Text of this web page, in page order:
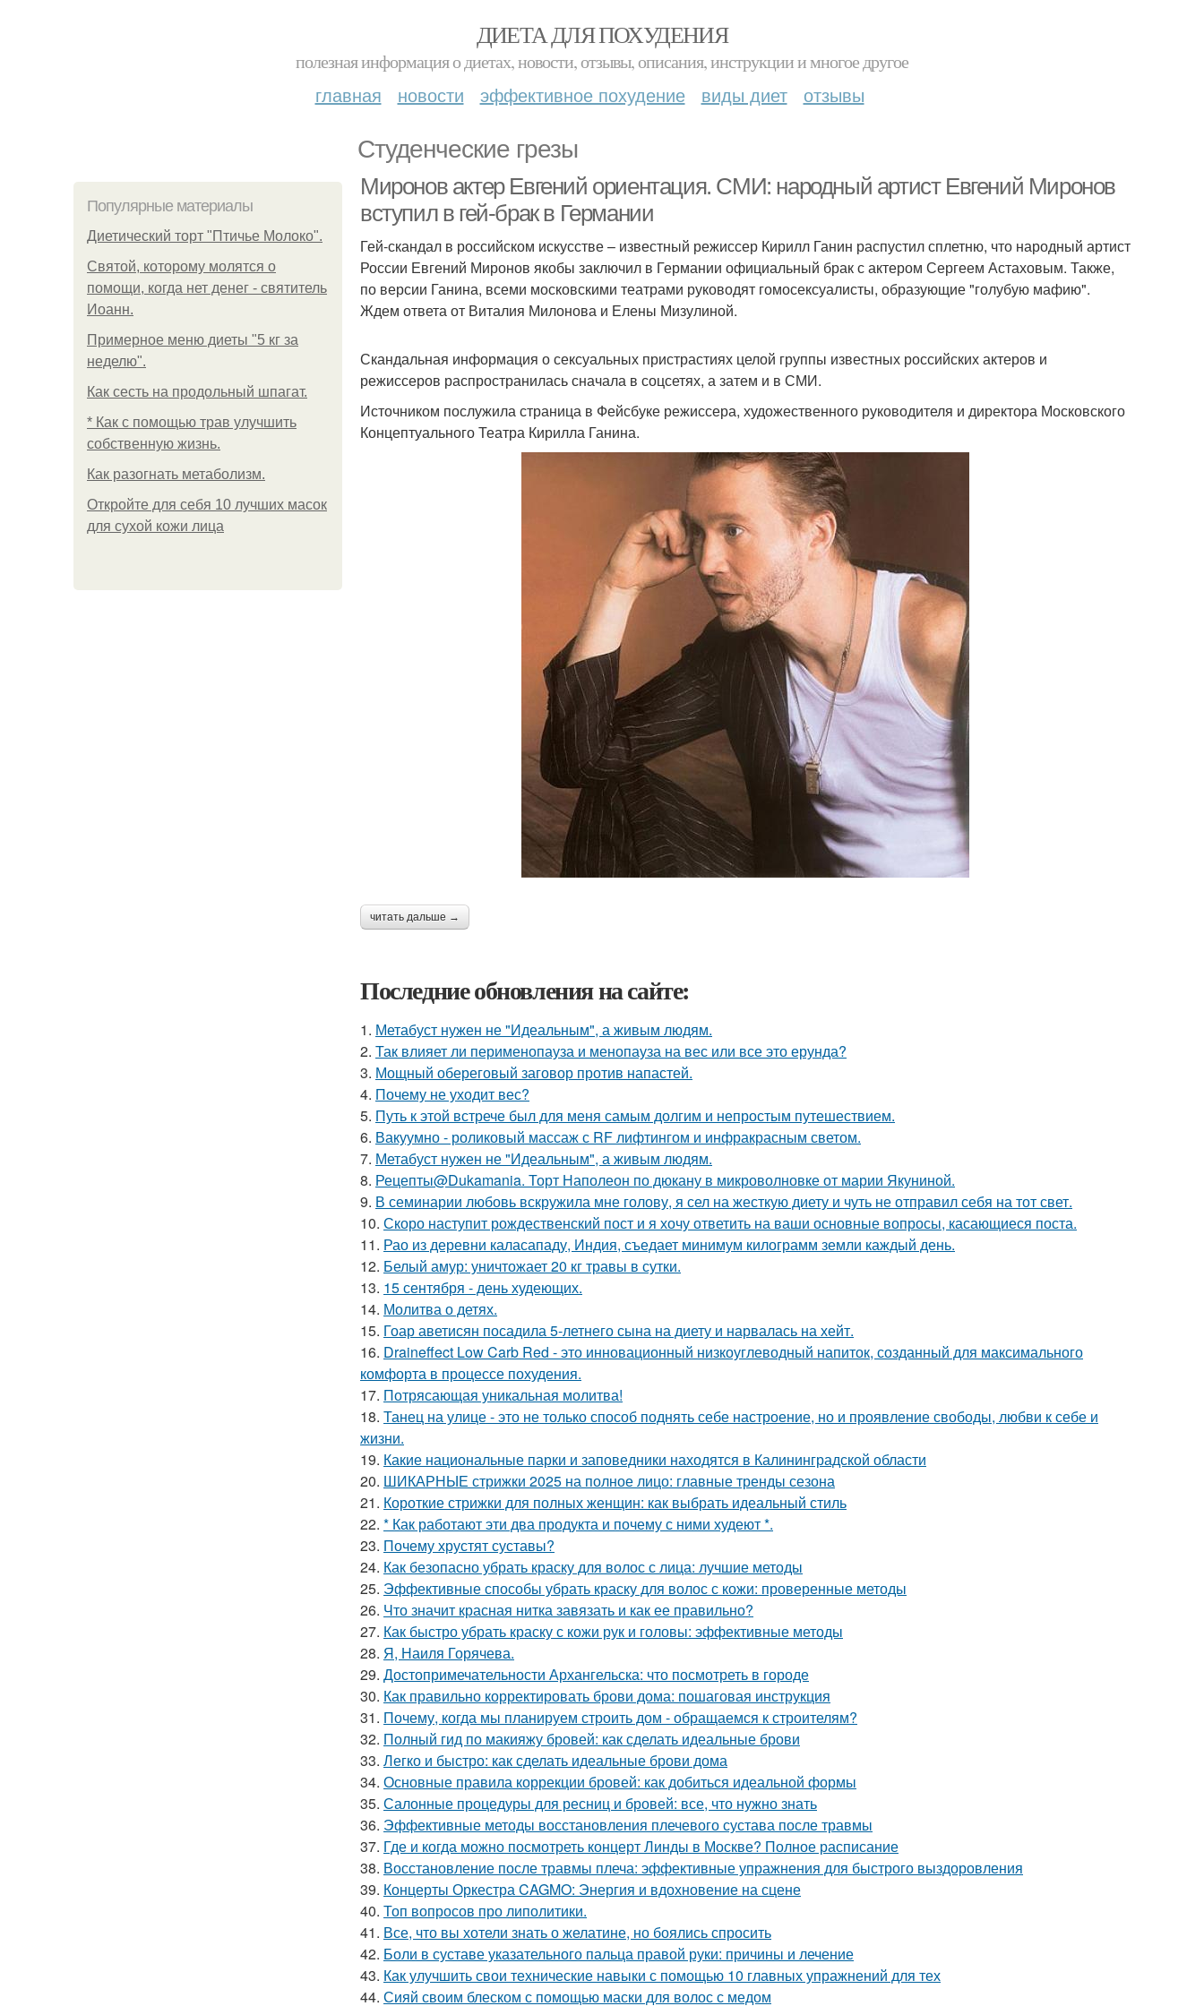
ДИЕТА ДЛЯ ПОХУДЕНИЯ
полезная информация о диетах, новости, отзывы, описания, инструкции и многое другое
главная новости эффективное похудение виды диет отзывы
Студенческие грезы
Популярные материалы
Диетический торт "Птичье Молоко".
Святой, которому молятся о
помощи, когда нет денег - святитель
Иоанн.
Примерное меню диеты "5 кг за
неделю".
Как сесть на продольный шпагат.
* Как с помощью трав улучшить
собственную жизнь.
Как разогнать метаболизм.
Откройте для себя 10 лучших масок
для сухой кожи лица
Миронов актер Евгений ориентация. СМИ: народный артист Евгений Миронов
вступил в гей-брак в Германии
Гей-скандал в российском искусстве – известный режиссер Кирилл Ганин распустил сплетню, что народный артист
России Евгений Миронов якобы заключил в Германии официальный брак с актером Сергеем Астаховым. Также,
по версии Ганина, всеми московскими театрами руководят гомосексуалисты, образующие "голубую мафию".
Ждем ответа от Виталия Милонова и Елены Мизулиной.
Скандальная информация о сексуальных пристрастиях целой группы известных российских актеров и
режиссеров распространилась сначала в соцсетях, а затем и в СМИ.
Источником послужила страница в Фейсбуке режиссера, художественного руководителя и директора Московского
Концептуального Театра Кирилла Ганина.
читать дальше →
Последние обновления на сайте:
1. Метабуст нужен не "Идеальным", а живым людям.
2. Так влияет ли перименопауза и менопауза на вес или все это ерунда?
3. Мощный обереговый заговор против напастей.
4. Почему не уходит вес?
5. Путь к этой встрече был для меня самым долгим и непростым путешествием.
6. Вакуумно - роликовый массаж с RF лифтингом и инфракрасным светом.
7. Метабуст нужен не "Идеальным", а живым людям.
8. Рецепты@Dukamania. Торт Наполеон по дюкану в микроволновке от марии Якуниной.
9. В семинарии любовь вскружила мне голову, я сел на жесткую диету и чуть не отправил себя на тот свет.
10. Скоро наступит рождественский пост и я хочу ответить на ваши основные вопросы, касающиеся поста.
11. Рао из деревни каласападу, Индия, съедает минимум килограмм земли каждый день.
12. Белый амур: уничтожает 20 кг травы в сутки.
13. 15 сентября - день худеющих.
14. Молитва о детях.
15. Гоар аветисян посадила 5-летнего сына на диету и нарвалась на хейт.
16. Draineffect Low Carb Red - это инновационный низкоуглеводный напиток, созданный для максимального
комфорта в процессе похудения.
17. Потрясающая уникальная молитва!
18. Танец на улице - это не только способ поднять себе настроение, но и проявление свободы, любви к себе и
жизни.
19. Какие национальные парки и заповедники находятся в Калининградской области
20. ШИКАРНЫЕ стрижки 2025 на полное лицо: главные тренды сезона
21. Короткие стрижки для полных женщин: как выбрать идеальный стиль
22. * Как работают эти два продукта и почему с ними худеют *.
23. Почему хрустят суставы?
24. Как безопасно убрать краску для волос с лица: лучшие методы
25. Эффективные способы убрать краску для волос с кожи: проверенные методы
26. Что значит красная нитка завязать и как ее правильно?
27. Как быстро убрать краску с кожи рук и головы: эффективные методы
28. Я, Наиля Горячева.
29. Достопримечательности Архангельска: что посмотреть в городе
30. Как правильно корректировать брови дома: пошаговая инструкция
31. Почему, когда мы планируем строить дом - обращаемся к строителям?
32. Полный гид по макияжу бровей: как сделать идеальные брови
33. Легко и быстро: как сделать идеальные брови дома
34. Основные правила коррекции бровей: как добиться идеальной формы
35. Салонные процедуры для ресниц и бровей: все, что нужно знать
36. Эффективные методы восстановления плечевого сустава после травмы
37. Где и когда можно посмотреть концерт Линды в Москве? Полное расписание
38. Восстановление после травмы плеча: эффективные упражнения для быстрого выздоровления
39. Концерты Оркестра CAGMO: Энергия и вдохновение на сцене
40. Топ вопросов про липолитики.
41. Все, что вы хотели знать о желатине, но боялись спросить
42. Боли в суставе указательного пальца правой руки: причины и лечение
43. Как улучшить свои технические навыки с помощью 10 главных упражнений для тех
44. Сияй своим блеском с помощью маски для волос с медом